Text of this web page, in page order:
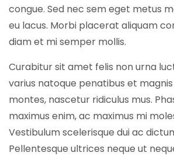
congue. Sed nec sem eget metus
eu lacus. Morbi placerat aliquam
diam et mi semper mollis.
Curabitur sit amet felis non urna
varius natoque penatibus et
montes, nascetur ridiculus mus.
maximus enim, ac maximus mi
Vestibulum scelerisque dui ac
Pellentesque ultrices neque ut